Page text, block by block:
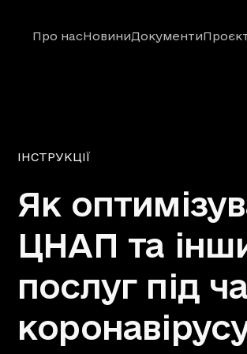
Про насНовиниДокументи
Рубрики
ІНСТРУКЦІЇ
Як
ЦНАП та
послуг під